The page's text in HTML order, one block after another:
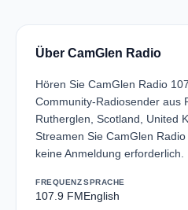
Über CamGlen Radio
Hören Sie CamGlen Radio
Community-Radiosender aus
Rutherglen, Scotland, United
Streamen Sie CamGlen
keine Anmeldung erforderlich.
FREQUENZ
107.9 FM
SPRACHE
English